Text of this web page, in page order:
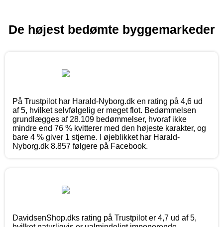
De højest bedømte byggemarkeder
På Trustpilot har Harald-Nyborg.dk en rating på 4,6 ud
af 5, hvilket selvfølgelig er meget flot. Bedømmelsen
grundlægges af 28.109 bedømmelser, hvoraf ikke
mindre end 76 % kvitterer med den højeste karakter, og
bare 4 % giver 1 stjerne. I øjeblikket har Harald-
Nyborg.dk 8.857 følgere på Facebook.
DavidsenShop.dks rating på Trustpilot er 4,7 ud af 5,